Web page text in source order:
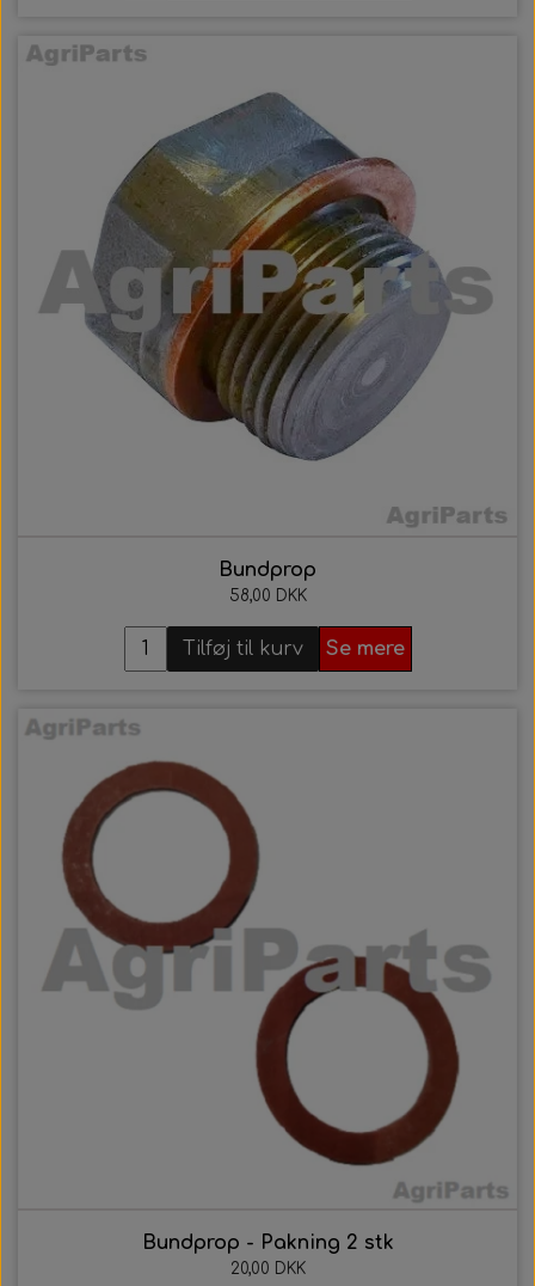
Bundprop
58,00 DKK
Tilføj til kurv Se mere
Bundprop - Pakning 2 stk
20,00 DKK